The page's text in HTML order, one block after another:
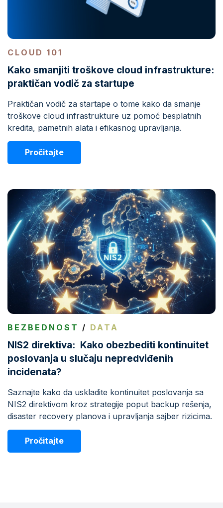
CLOUD 101
Kako smanjiti troškove cloud infrastrukture:
praktičan vodič za startupe
Praktičan vodič za startape o tome kako da smanje
troškove cloud infrastrukture uz pomoć besplatnih
kredita, pametnih alata i efikasnog upravljanja.
Pročitajte
BEZBEDNOST / DATA
NIS2 direktiva: Kako obezbediti kontinuitet
poslovanja u slučaju nepredviđenih
incidenata?
Saznajte kako da uskladite kontinuitet poslovanja sa
NIS2 direktivom kroz strategije poput backup rešenja,
disaster recovery planova i upravljanja sajber rizicima.
Pročitajte